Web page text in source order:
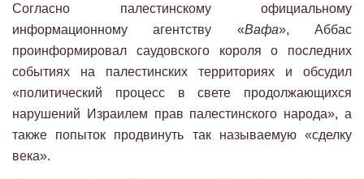
Согласно палестинскому официальному
информационному агентству «Вафа», Аббас
проинформировал саудовского короля о последних
событиях на палестинских территориях и обсудил
«политический процесс в свете продолжающихся
нарушений Израилем прав палестинского народа», а
также попыток продвинуть так называемую «сделку
века».